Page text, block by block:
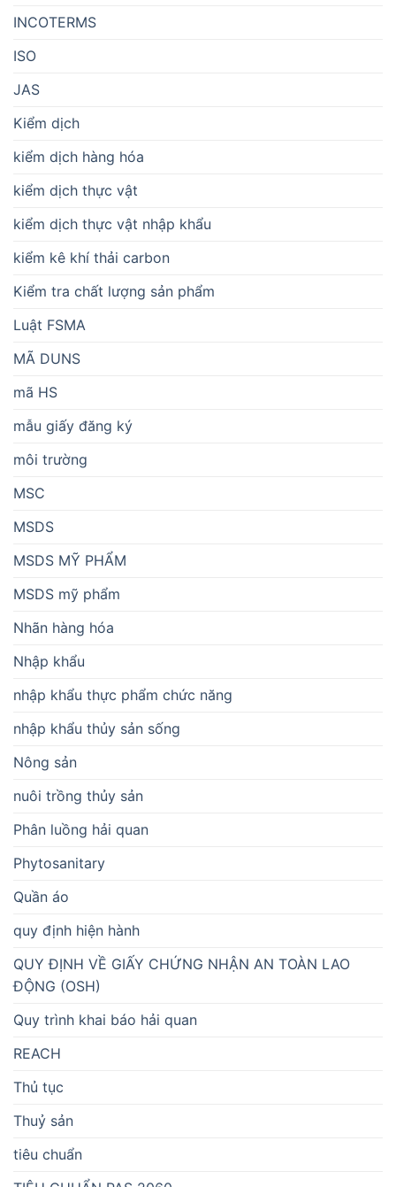
INCOTERMS
ISO
JAS
Kiểm dịch
kiểm dịch hàng hóa
kiểm dịch thực vật
kiểm dịch thực vật nhập khẩu
kiểm kê khí thải carbon
Kiểm tra chất lượng sản phẩm
Luật FSMA
MÃ DUNS
mã HS
mẫu giấy đăng ký
môi trường
MSC
MSDS
MSDS MỸ PHẨM
MSDS mỹ phẩm
Nhãn hàng hóa
Nhập khẩu
nhập khẩu thực phẩm chức năng
nhập khẩu thủy sản sống
Nông sản
nuôi trồng thủy sản
Phân luồng hải quan
Phytosanitary
Quần áo
quy định hiện hành
QUY ĐỊNH VỀ GIẤY CHỨNG NHẬN AN TOÀN LAO
ĐỘNG (OSH)
Quy trình khai báo hải quan
REACH
Thủ tục
Thuỷ sản
tiêu chuẩn